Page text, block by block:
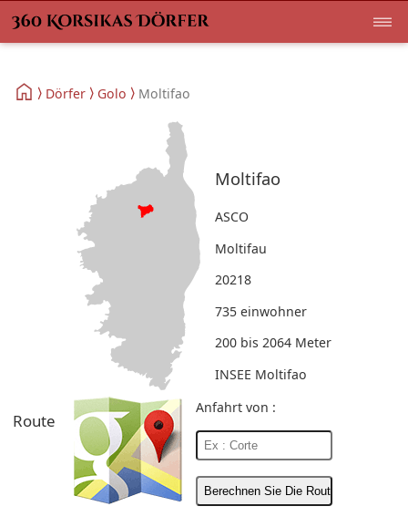
Dörfer Golo Moltifao
Moltifao
ASCO
Moltifau
20218
735 einwohner
200 bis 2064 Meter
INSEE Moltifao
Route
Anfahrt von :